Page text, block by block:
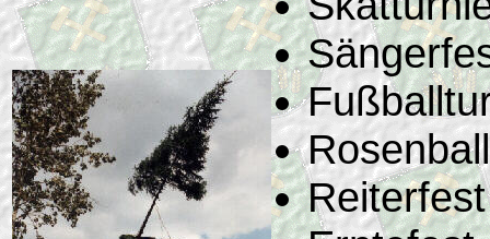
Rosenball
Reiterfest